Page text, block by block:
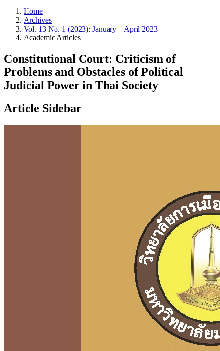
Home
Archives
Vol. 13 No. 1 (2023): January – April 2023
Academic Articles
Constitutional Court: Criticism of
Problems and Obstacles of Political
Judicial Power in Thai Society
Article Sidebar